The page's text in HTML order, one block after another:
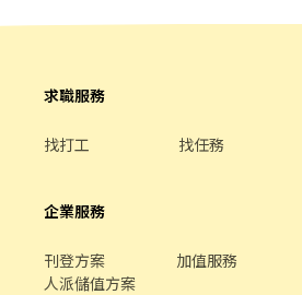
求職服務
找打工 找任務
企業服務
刊登方案 加值服務
人派儲值方案